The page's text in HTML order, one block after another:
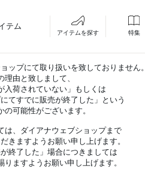
テム
アイテムを探す 特集
ップにて取り扱いを致しておりません。
理由と致しまして、
入荷されていない」もしくは
にてすでに販売が終了した」という
の可能性がございます。
は、ダイアナウェブショップまで
きますようお願い申し上げます。
終了した」場合につきましては
ますようお願い申し上げます。